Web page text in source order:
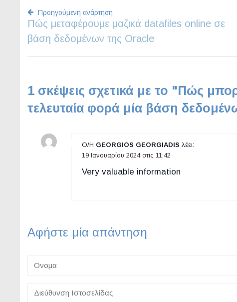
Πλοήγηση
Προηγούμενη ανάρτηση
Πώς μεταφέρουμε μαζικά datafiles online σε
βάση δεδομένων της Oracle
1 σκέψεις σχετικά με το "Πώς
τελευταία φορά μία βάση
Ο/Η GEORGIOS GEORGIADIS λέει:
19 Ιανουαρίου 2024 στις 11:42
Very valuable information
Αφήστε μία απάντηση